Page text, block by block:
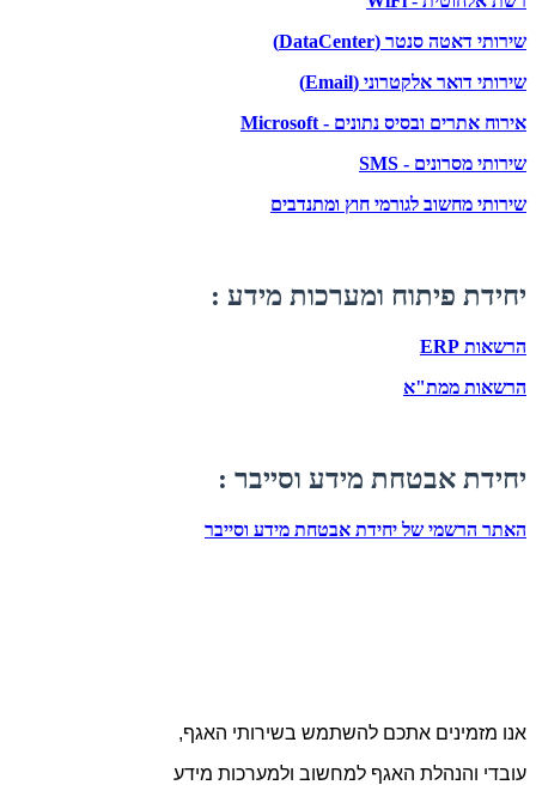
שירותי דאטה סנטר (DataCenter)
שירותי דואר אלקטרוני (Email)
אירוח אתרים ובסיס נתונים - Microsoft
שירותי מסרונים - SMS
שירותי מחשוב לגורמי חוץ ומתנדבים
יחידת פיתוח ומערכות מידע :
הרשאות ERP
הרשאות ממת"א
יחידת אבטחת מידע וסייבר :
האתר הרשמי של יחידת אבטחת מידע וסייבר
אנו מזמינים אתכם להשתמש בשירותי האגף,
עובדי והנהלת האגף למחשוב ולמערכות מידע